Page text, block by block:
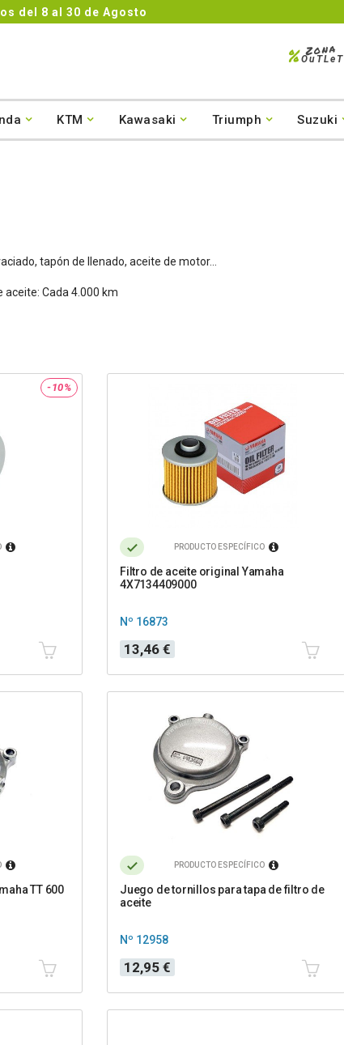
Zona
%OuTLeT
KTM Kawasaki Triumph Suzuki
tapón de llenado, aceite de motor...
aceite: Cada 4.000 km
-10%
PRODUCTO ESPECÍFICO
Filtro de aceite original Yamaha
4X7134409000
Nº 16873
Precio
13,46 €
TT 600
PRODUCTO ESPECÍFICO
Juego de tornillos para tapa de filtro de
aceite
Nº 12958
Precio
12,95 €